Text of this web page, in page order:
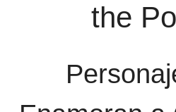
the